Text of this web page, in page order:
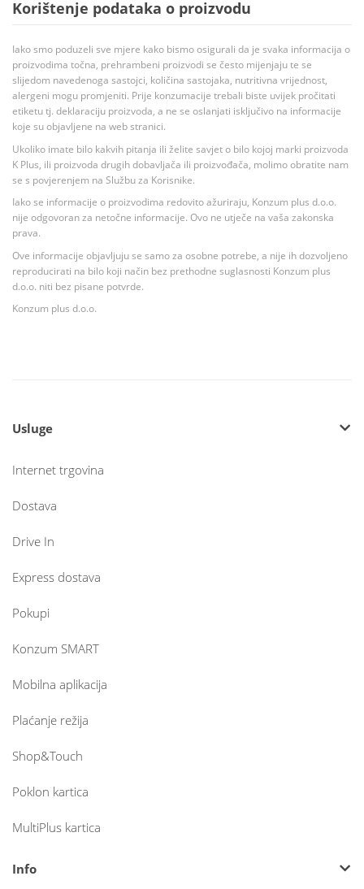
Korištenje podataka o proizvodu
Iako smo poduzeli sve mjere kako bismo osigurali da je svaka informacija o
proizvodima točna, prehrambeni proizvodi se često mijenjaju te se
slijedom navedenoga sastojci, količina sastojaka, nutritivna vrijednost,
alergeni mogu promjeniti. Prije konzumacije trebali biste uvijek pročitati
etiketu tj. deklaraciju proizvoda, a ne se oslanjati isključivo na informacije
koje su objavljene na web stranici.
Ukoliko imate bilo kakvih pitanja ili želite savjet o bilo kojoj marki proizvoda
K Plus, ili proizvoda drugih dobavljača ili proizvođača, molimo obratite nam
se s povjerenjem na Službu za Korisnike.
Iako se informacije o proizvodima redovito ažuriraju, Konzum plus d.o.o.
nije odgovoran za netočne informacije. Ovo ne utječe na vaša zakonska
prava.
Ove informacije objavljuju se samo za osobne potrebe, a nije ih dozvoljeno
reproducirati na bilo koji način bez prethodne suglasnosti Konzum plus
d.o.o. niti bez pisane potvrde.
Konzum plus d.o.o.
Usluge
Internet trgovina
Dostava
Drive In
Express dostava
Pokupi
Konzum SMART
Mobilna aplikacija
Plaćanje režija
Shop&Touch
Poklon kartica
MultiPlus kartica
Info